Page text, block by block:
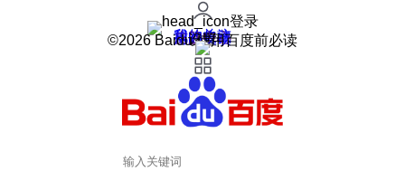
登录
我的关注
我的收藏
皮肤中心
用户反馈
设置
©2026 Baidu 使用百度前必读